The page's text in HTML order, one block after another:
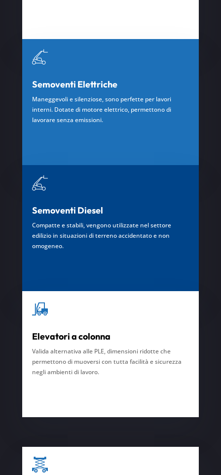
Semoventi Elettriche
Maneggevoli e silenziose, sono perfette per lavori
interni. Dotate di motore elettrico, permettono di
lavorare senza emissioni.
Semoventi Diesel
Compatte e stabili, vengono utilizzate nel settore
edilizio in situazioni di terreno accidentato e non
omogeneo.
Elevatori a colonna
Valida alternativa alle PLE, dimensioni ridotte che
permettono di muoversi con tutta facilità e sicurezza
negli ambienti di lavoro.